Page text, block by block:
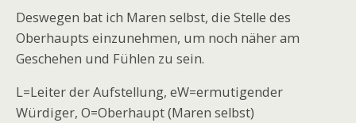
Deswegen bat ich Maren selbst, die Stelle des
Oberhaupts einzunehmen, um noch näher am
Geschehen und Fühlen zu sein.
L=Leiter der Aufstellung, eW=ermutigender
Würdiger, O=Oberhaupt (Maren selbst)